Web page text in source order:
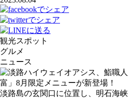
観光スポット
グルメ
ニュース
淡路島の玄関口に位置し、明石海